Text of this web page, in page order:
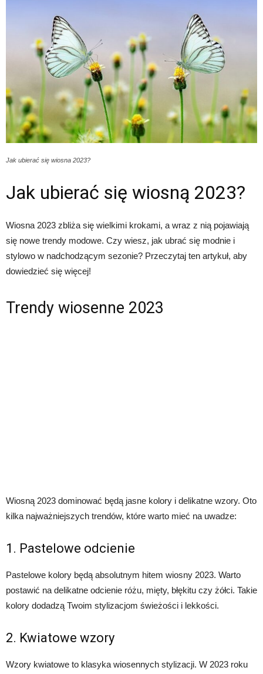
Jak ubierać się wiosna 2023?
Jak ubierać się wiosną 2023?
Wiosna 2023 zbliża się wielkimi krokami, a wraz z nią pojawiają
się nowe trendy modowe. Czy wiesz, jak ubrać się modnie i
stylowo w nadchodzącym sezonie? Przeczytaj ten artykuł, aby
dowiedzieć się więcej!
Trendy wiosenne 2023
Wiosną 2023 dominować będą jasne kolory i delikatne wzory. Oto
kilka najważniejszych trendów, które warto mieć na uwadze:
1. Pastelowe odcienie
Pastelowe kolory będą absolutnym hitem wiosny 2023. Warto
postawić na delikatne odcienie różu, mięty, błękitu czy żółci. Takie
kolory dodadzą Twoim stylizacjom świeżości i lekkości.
2. Kwiatowe wzory
Wzory kwiatowe to klasyka wiosennych stylizacji. W 2023 roku